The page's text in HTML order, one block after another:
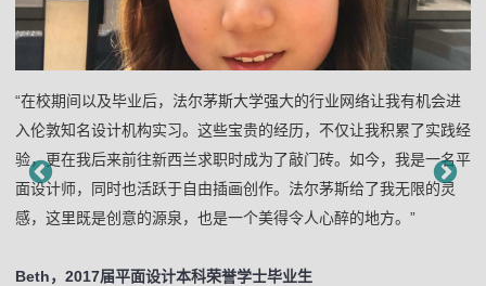
“在校期间以及毕业后，法尔茅斯大学强大的行业网络让我有机会进
入伦敦知名设计机构实习。这些宝贵的经历，不仅让我积累了实践经
验，更在我后来前往新西兰求职时成为了敲门砖。如今，我是一名平
面设计师，同时也活跃于自由插画创作。法尔茅斯给了我无限的灵
感，这里既是创意的源泉，也是一个美得令人心醉的地方。 ”
Beth，2017届平面设计本科荣誉学士毕业生